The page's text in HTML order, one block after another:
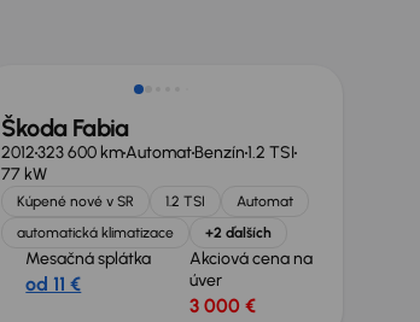
Škoda Fabia
2012323 600 kmAutomatBenzín1.2 TSI
77 kW
Kúpené nové v SR 1.2 TSI
Automat
automatická klimatizace
+2 ďalších
Mesačná splátka
od 11 €
Akciová cena na
úver
3 000 €